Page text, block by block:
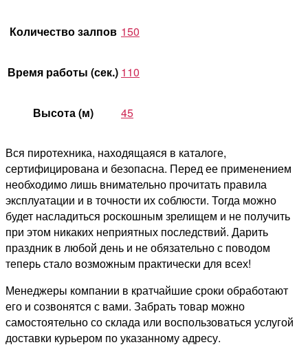
Количество залпов 150
Время работы (сек.) 110
Высота (м) 45
Вся пиротехника, находящаяся в каталоге,
сертифицирована и безопасна. Перед ее применением
необходимо лишь внимательно прочитать правила
эксплуатации и в точности их соблюсти. Тогда можно
будет насладиться роскошным зрелищем и не получить
при этом никаких неприятных последствий. Дарить
праздник в любой день и не обязательно с поводом
теперь стало возможным практически для всех!
Менеджеры компании в кратчайшие сроки обработают
его и созвонятся с вами. Забрать товар можно
самостоятельно со склада или воспользоваться услугой
доставки курьером по указанному адресу.